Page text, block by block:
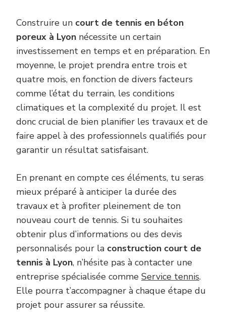
Construire un court de tennis en béton
poreux à Lyon nécessite un certain
investissement en temps et en préparation. En
moyenne, le projet prendra entre trois et
quatre mois, en fonction de divers facteurs
comme l’état du terrain, les conditions
climatiques et la complexité du projet. Il est
donc crucial de bien planifier les travaux et de
faire appel à des professionnels qualifiés pour
garantir un résultat satisfaisant.
En prenant en compte ces éléments, tu seras
mieux préparé à anticiper la durée des
travaux et à profiter pleinement de ton
nouveau court de tennis. Si tu souhaites
obtenir plus d’informations ou des devis
personnalisés pour la construction court de
tennis à Lyon, n’hésite pas à contacter une
entreprise spécialisée comme Service tennis.
Elle pourra t’accompagner à chaque étape du
projet pour assurer sa réussite.